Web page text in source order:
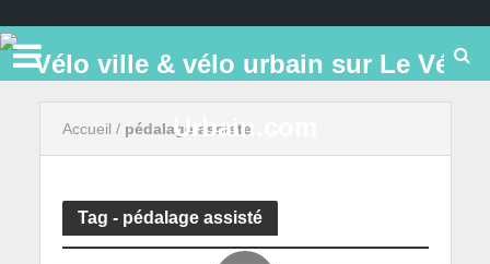
Accueil / pédalage assisté
Tag - pédalage assisté